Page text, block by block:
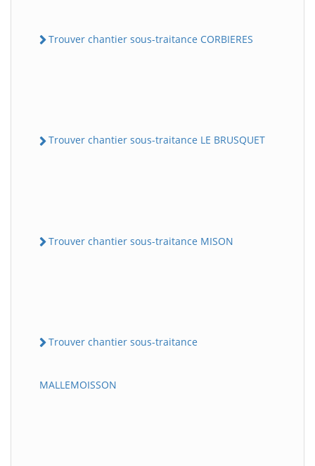
Trouver chantier sous-traitance CORBIERES
Trouver chantier sous-traitance LE BRUSQUET
Trouver chantier sous-traitance MISON
Trouver chantier sous-traitance
MALLEMOISSON